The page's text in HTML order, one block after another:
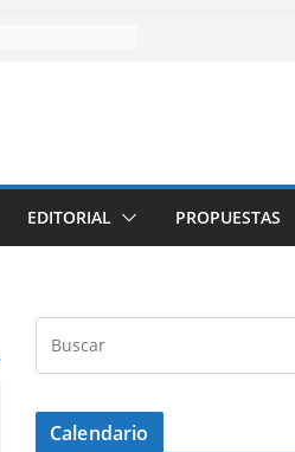
EDITORIAL PROPUESTAS
Calendario